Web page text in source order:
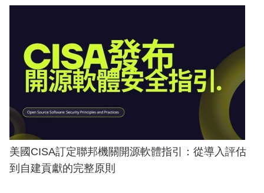
美國CISA訂定聯邦機關開源軟體指引：從導入評估
到自建貢獻的完整原則